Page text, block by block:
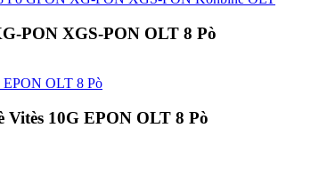
PON XGS-PON OLT 8 Pò
10G EPON OLT 8 Pò